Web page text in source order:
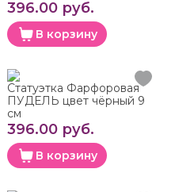
396.00 руб.
В корзину
Статуэтка Фарфоровая
ПУДЕЛЬ цвет чёрный 9
см
396.00 руб.
В корзину